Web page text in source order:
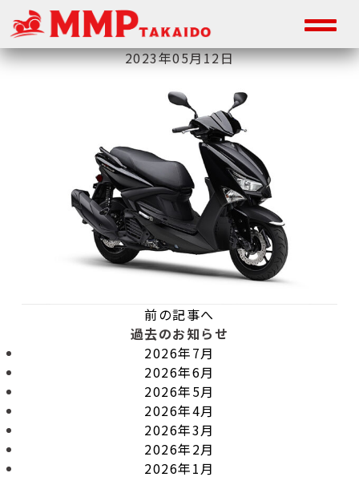
2023年05月12日
前の記事へ
過去のお知らせ
2026年7月
2026年6月
2026年5月
2026年4月
2026年3月
2026年2月
2026年1月